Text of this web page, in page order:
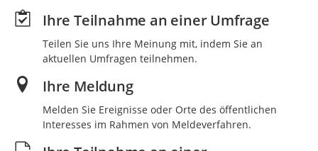
Ihre Teilnahme an einer Umfrage
Teilen Sie uns Ihre Meinung mit, indem Sie an
aktuellen Umfragen teilnehmen.
Ihre Meldung
Melden Sie Ereignisse oder Orte des öffentlichen
Interesses im Rahmen von Meldeverfahren.